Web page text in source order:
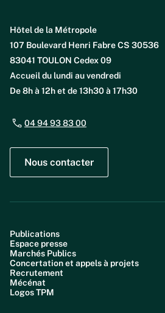
Hôtel de la Métropole
107 Boulevard Henri Fabre CS 30536
83041 TOULON Cedex 09
Accueil du lundi au vendredi
De 8h à 12h et de 13h30 à 17h30
04 94 93 83 00
Nous contacter
Publications
Espace presse
Marchés Publics
Concertation et appels à projets
Recrutement
Mécénat
Logos TPM